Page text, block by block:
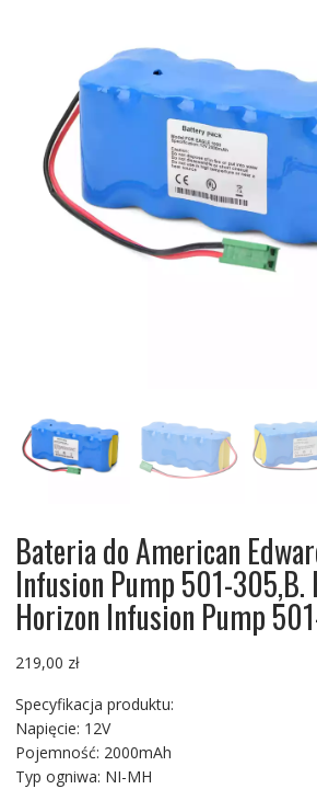
Bateria do American
Infusion Pump 501-305,B.
Horizon Infusion Pump
219,00 zł
Specyfikacja produktu:
Napięcie: 12V
Pojemność: 2000mAh
Typ ogniwa: NI-MH